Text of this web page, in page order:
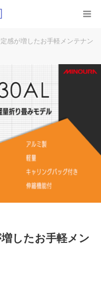
感が増したお手軽メンテナン
したお手軽メン